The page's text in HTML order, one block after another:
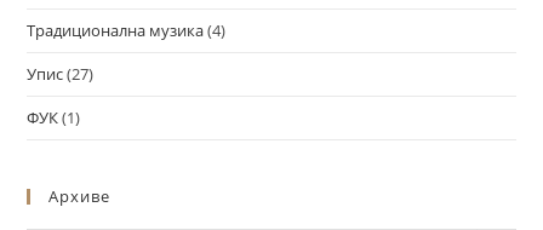
Традиционална музика(4)
Упис(27)
ФУК(1)
Архиве